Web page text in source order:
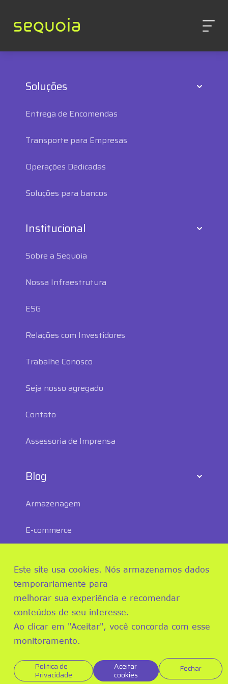
Este site usa cookies. Nós armazenamos dados
temporariamente para
melhorar sua experiência e recomendar
conteúdos de seu interesse.
Ao clicar em "Aceitar", você concorda com esse
monitoramento.
Politica de
Privacidade
Aceitar
cookies
Fechar
Soluções
Entrega de Encomendas
Transporte para Empresas
Operações Dedicadas
Soluções para bancos
Institucional
Sobre a Sequoia
Nossa Infraestrutura
ESG
Relações com Investidores
Trabalhe Conosco
Seja nosso agregado
Contato
Assessoria de Imprensa
Blog
Armazenagem
E-commerce
ESG
Transporte e Distribuição